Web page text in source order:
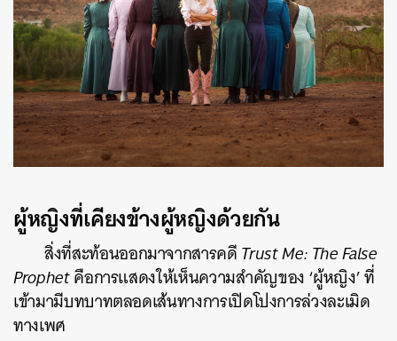
ผู้หญิงที่เคียงข้างผู้หญิงด้วยกัน
สิ่งที่สะท้อนออกมาจากสารคดีTrust Me: The False
Prophetคือการแสดงให้เห็นความสำคัญของ ‘ผู้หญิง’ ที่
เข้ามามีบทบาทตลอดเส้นทางการเปิดโปงการล่วงละเมิด
ทางเพศ